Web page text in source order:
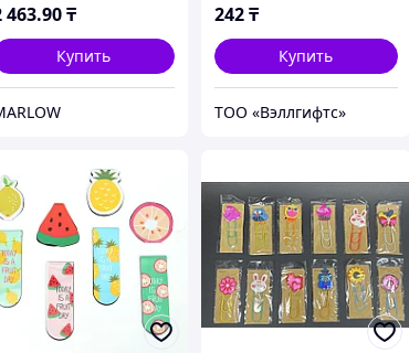
463.90₸
Купить
242₸
Купить
ТОО «Вэллгифтс»